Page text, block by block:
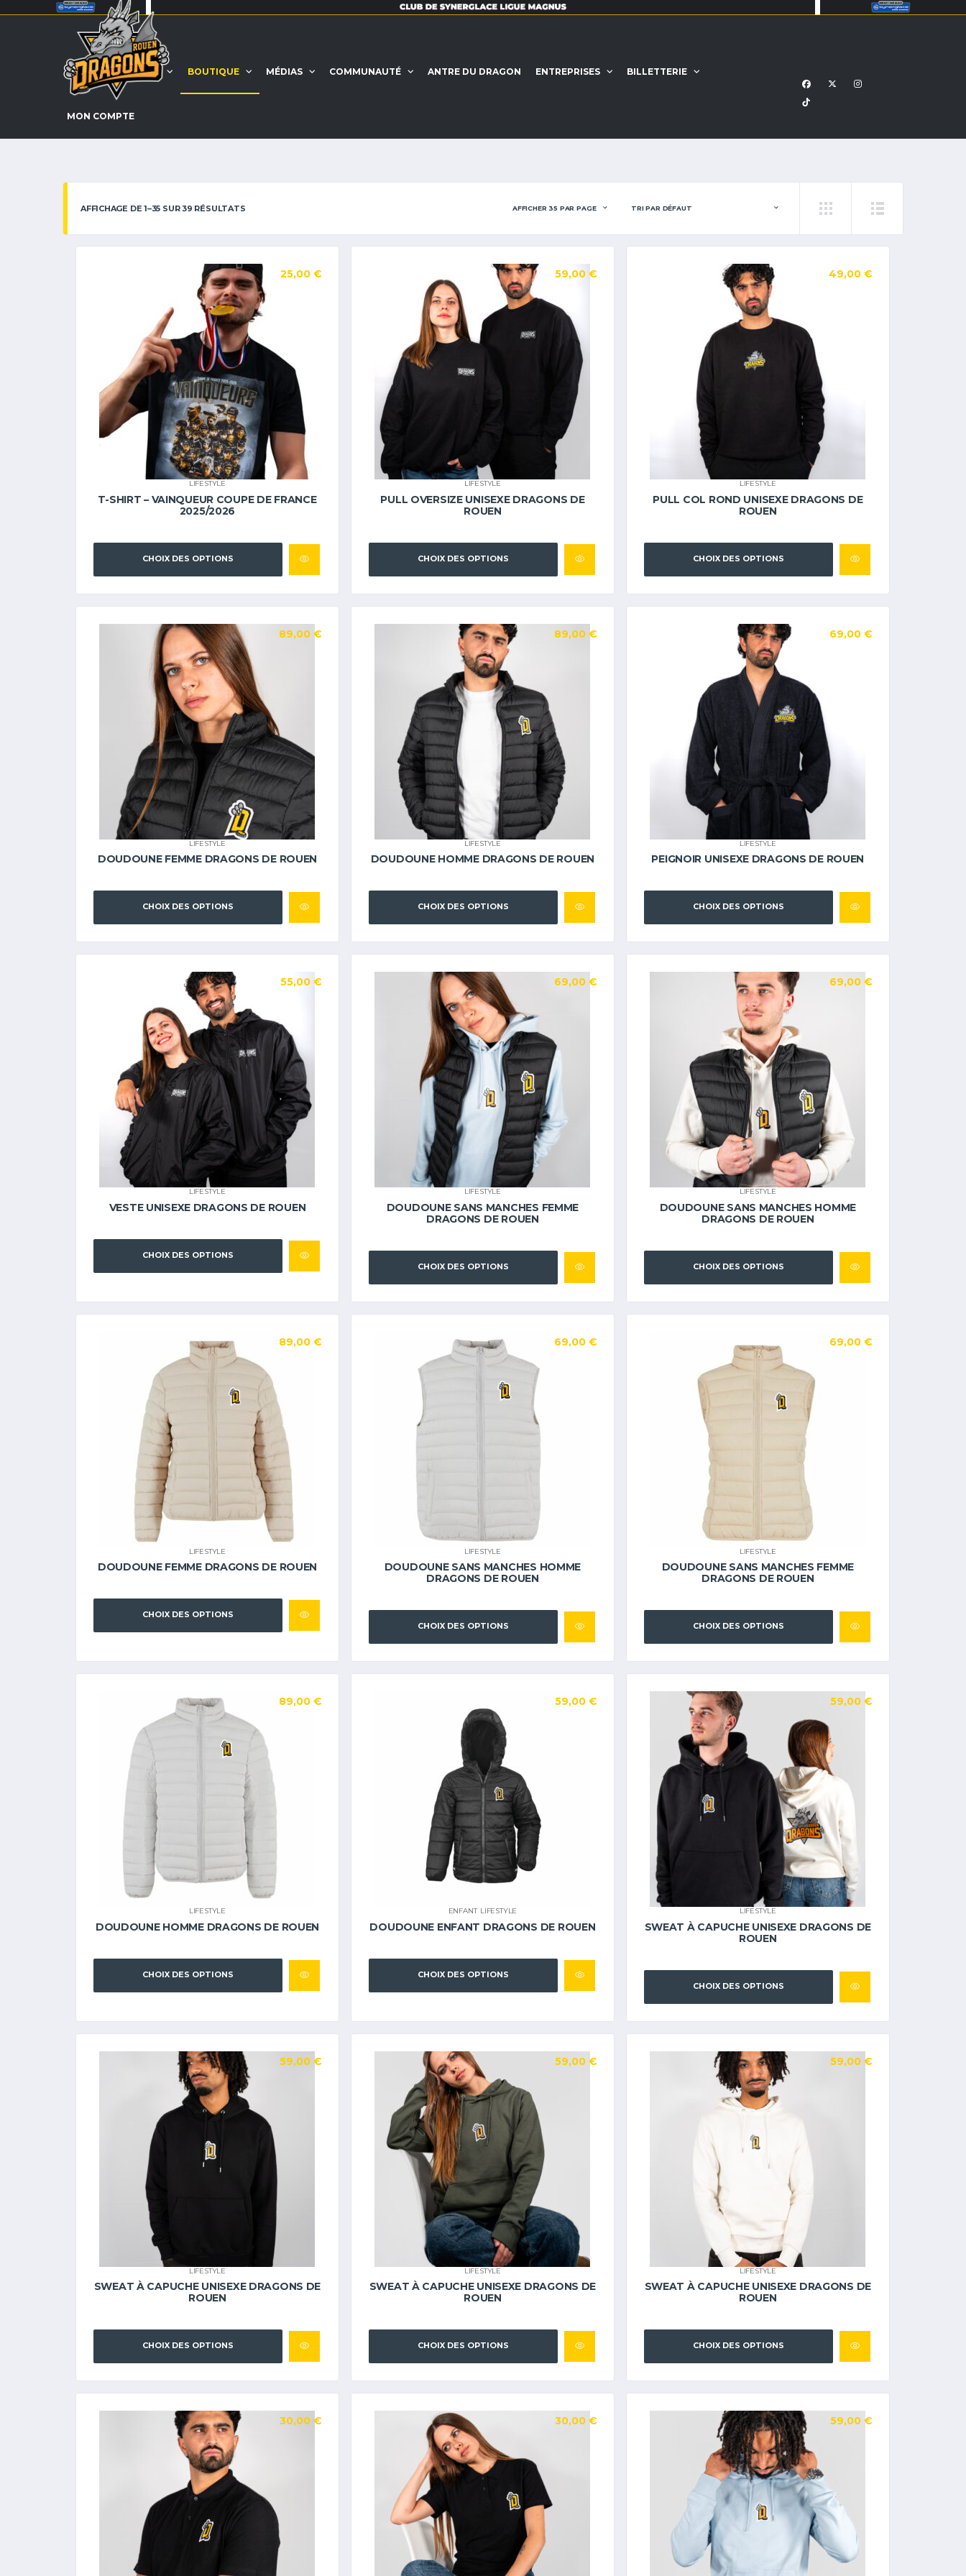
ACCUEIL EQUIPE BOUTIQUE MÉDIAS COMMUNAUTÉ ANTRE DU DRAGON ENTREPRISES BILLETTERIE
MON COMPTE
AFFICHAGE DE 1–35 SUR 39 RÉSULTATS
LIFESTYLE
T-SHIRT – VAINQUEUR COUPE DE FRANCE
2025/2026
25,00 €
CHOIX DES OPTIONS
LIFESTYLE
PULL OVERSIZE UNISEXE DRAGONS DE
ROUEN
59,00 €
CHOIX DES OPTIONS
LIFESTYLE
PULL COL ROND UNISEXE DRAGONS DE
ROUEN
49,00 €
CHOIX DES OPTIONS
LIFESTYLE
DOUDOUNE FEMME DRAGONS DE ROUEN
89,00 €
CHOIX DES OPTIONS
LIFESTYLE
DOUDOUNE HOMME DRAGONS DE ROUEN
89,00 €
CHOIX DES OPTIONS
LIFESTYLE
PEIGNOIR UNISEXE DRAGONS DE ROUEN
69,00 €
CHOIX DES OPTIONS
LIFESTYLE
VESTE UNISEXE DRAGONS DE ROUEN
55,00 €
CHOIX DES OPTIONS
LIFESTYLE
DOUDOUNE SANS MANCHES FEMME
DRAGONS DE ROUEN
69,00 €
CHOIX DES OPTIONS
LIFESTYLE
DOUDOUNE SANS MANCHES HOMME
DRAGONS DE ROUEN
69,00 €
CHOIX DES OPTIONS
LIFESTYLE
DOUDOUNE FEMME DRAGONS DE ROUEN
89,00 €
CHOIX DES OPTIONS
LIFESTYLE
DOUDOUNE SANS MANCHES HOMME
DRAGONS DE ROUEN
69,00 €
CHOIX DES OPTIONS
LIFESTYLE
DOUDOUNE SANS MANCHES FEMME
DRAGONS DE ROUEN
69,00 €
CHOIX DES OPTIONS
LIFESTYLE
DOUDOUNE HOMME DRAGONS DE ROUEN
89,00 €
CHOIX DES OPTIONS
ENFANT, LIFESTYLE
DOUDOUNE ENFANT DRAGONS DE ROUEN
59,00 €
CHOIX DES OPTIONS
LIFESTYLE
SWEAT À CAPUCHE UNISEXE DRAGONS DE
ROUEN
59,00 €
CHOIX DES OPTIONS
LIFESTYLE
SWEAT À CAPUCHE UNISEXE DRAGONS DE
ROUEN
59,00 €
CHOIX DES OPTIONS
LIFESTYLE
SWEAT À CAPUCHE UNISEXE DRAGONS DE
ROUEN
59,00 €
CHOIX DES OPTIONS
LIFESTYLE
SWEAT À CAPUCHE UNISEXE DRAGONS DE
ROUEN
59,00 €
CHOIX DES OPTIONS
30,00 € 30,00 € 59,00 €